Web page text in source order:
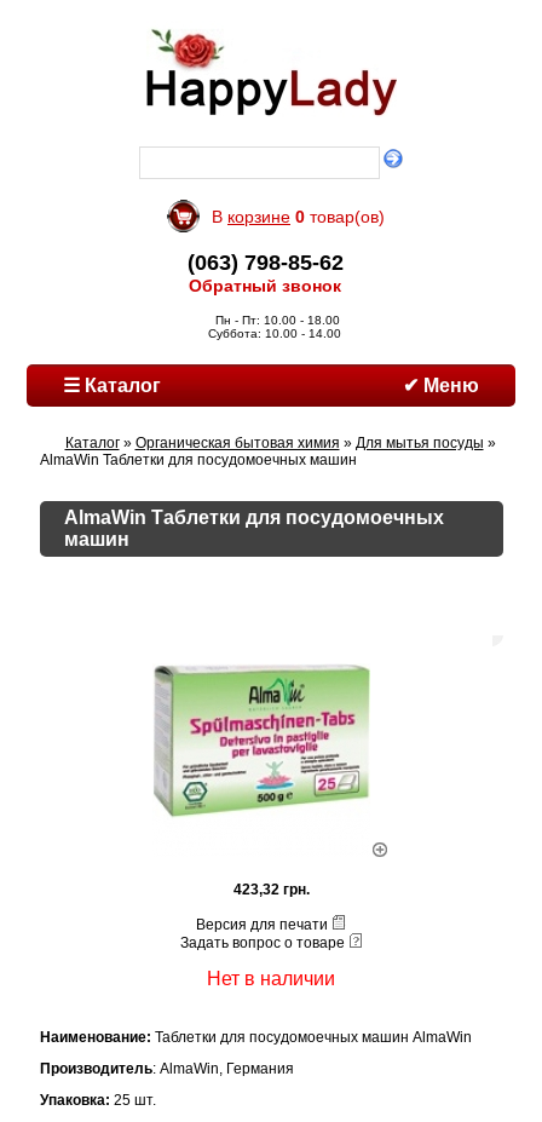
В корзине 0 товар(ов)
(063) 798-85-62
Обратный звонок
Пн - Пт: 10.00 - 18.00
Суббота: 10.00 - 14.00
☰ Каталог ✔ Меню
Каталог» Органическая бытовая химия » Для мытья посуды »
AlmaWin Таблетки для посудомоечных машин
AlmaWin Таблетки для посудомоечных
машин
423,32 грн.
Версия для печати
Задать вопрос о товаре
Нет в наличии
Наименование: Таблетки для посудомоечных машин AlmaWin
Производитель: AlmaWin, Германия
Упаковка: 25 шт.